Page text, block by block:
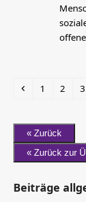
Vorheriger
Seite
1 Seite
2 3
Beiträge